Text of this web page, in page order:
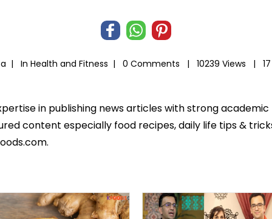
| In Health and Fitness | 0 Comments | 10239 Views |
in publishing news articles with strong
content especially food recipes, daily life tips &